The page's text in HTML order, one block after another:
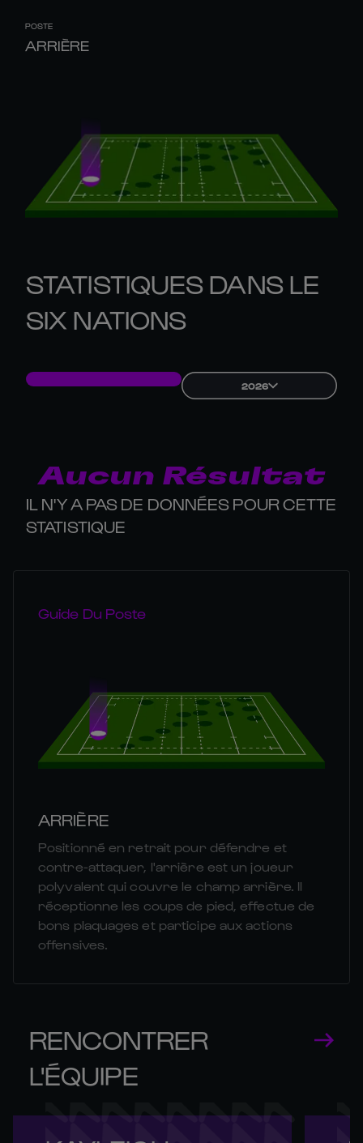
POSTE
ARRIÈRE
STATISTIQUES DANS LE
SIX NATIONS
2026
Aucun Résultat
IL N'Y A PAS DE DONNÉES POUR CETTE
STATISTIQUE
Guide Du Poste
ARRIÈRE
Positionné en retrait pour défendre et
contre-attaquer, l'arrière est un joueur
polyvalent qui couvre le champ arrière. Il
réceptionne les coups de pied, effectue de
bons plaquages et participe aux actions
offensives.
RENCONTRER
L'ÉQUIPE